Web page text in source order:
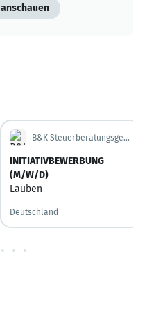
B&K Steuerberatungsgesellschaft mbH
INITIATIVBEWERBUNG
(M/W/D)
Lauben
Deutschland